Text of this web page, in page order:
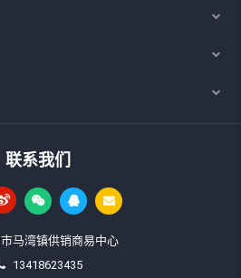
联系我们
马湾镇供销商易中心
13418623435